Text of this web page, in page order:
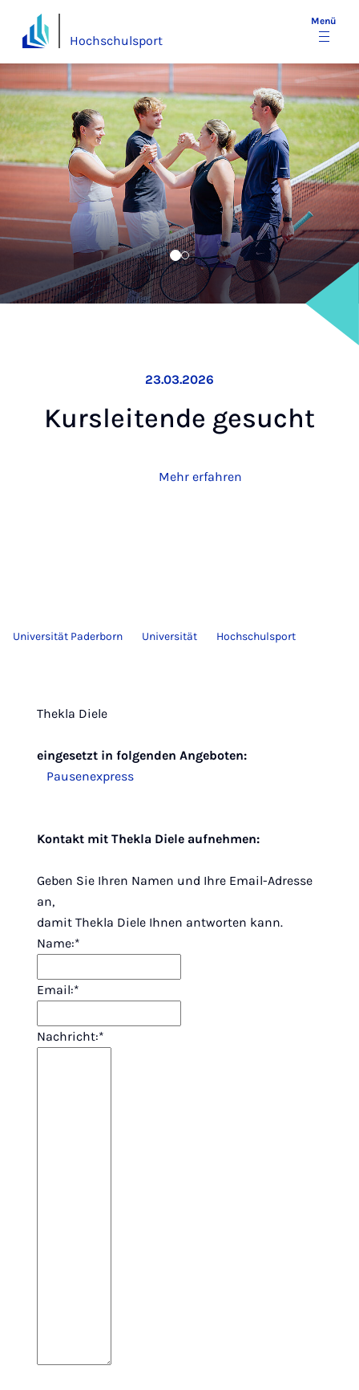
Hochschulsport
Menü
23.03.2026
Kurs­lei­ten­de ge­sucht
Mehr erfahren
Universität Paderborn Universität Hochschulsport
Thekla Diele
eingesetzt in folgenden Angeboten:
Pausenexpress
Kontakt mit Thekla Diele aufnehmen:
Geben Sie Ihren Namen und Ihre Email-Adresse
an,
damit Thekla Diele Ihnen antworten kann.
Name:*
Email:*
Nachricht:*